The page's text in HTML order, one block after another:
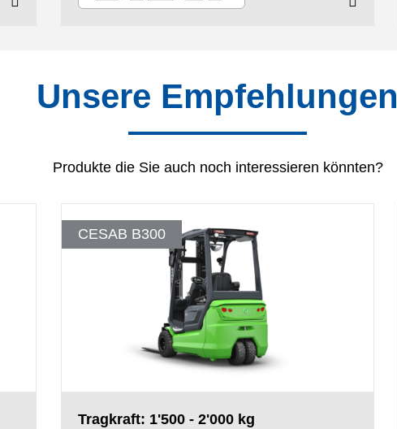
Unsere Empfehlungen
Produkte die Sie auch noch interessieren könnten?
CESAB B300
Tragkraft: 1'500 - 2'000 kg